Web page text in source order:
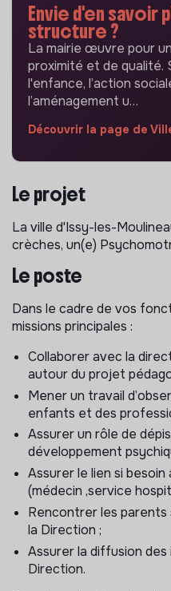
Envie d'en savoir
structure ?
La mairie œuvre pour
proximité et de qualité.
l'enfance, l’action
l’aménagement u…
Découvrir la page de
Le projet
La ville d'Issy-les-
crèches, un(e)
Le poste
Dans le cadre de vos
missions principales :
Collaborer avec la
autour du projet
Mener un travail
enfants et des
Assurer un rôle de
développement
Assurer le lien si
(médecin ,service
Rencontrer les
la Direction ;
Assurer la diffusion
Direction.